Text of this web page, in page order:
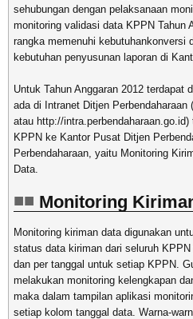
sehubungan dengan pelaksanaan
monitoring validasi data KPPN Tahun
rangka memenuhi kebutuhankonversi
kebutuhan penyusunan laporan di
Untuk Tahun Anggaran 2012 terdapat
ada di Intranet Ditjen
atau http://
KPPN ke Kantor Pusat Ditjen
Perbendaharaan, yaitu Monitoring
Data.
Monitoring
Monitoring kiriman data digunakan
status data kiriman dari seluruh
dan per tanggal untuk setiap KPPN.
melakukan monitoring kelengkapan
maka dalam tampilan aplikasi
setiap kolom tanggal data. Warna-